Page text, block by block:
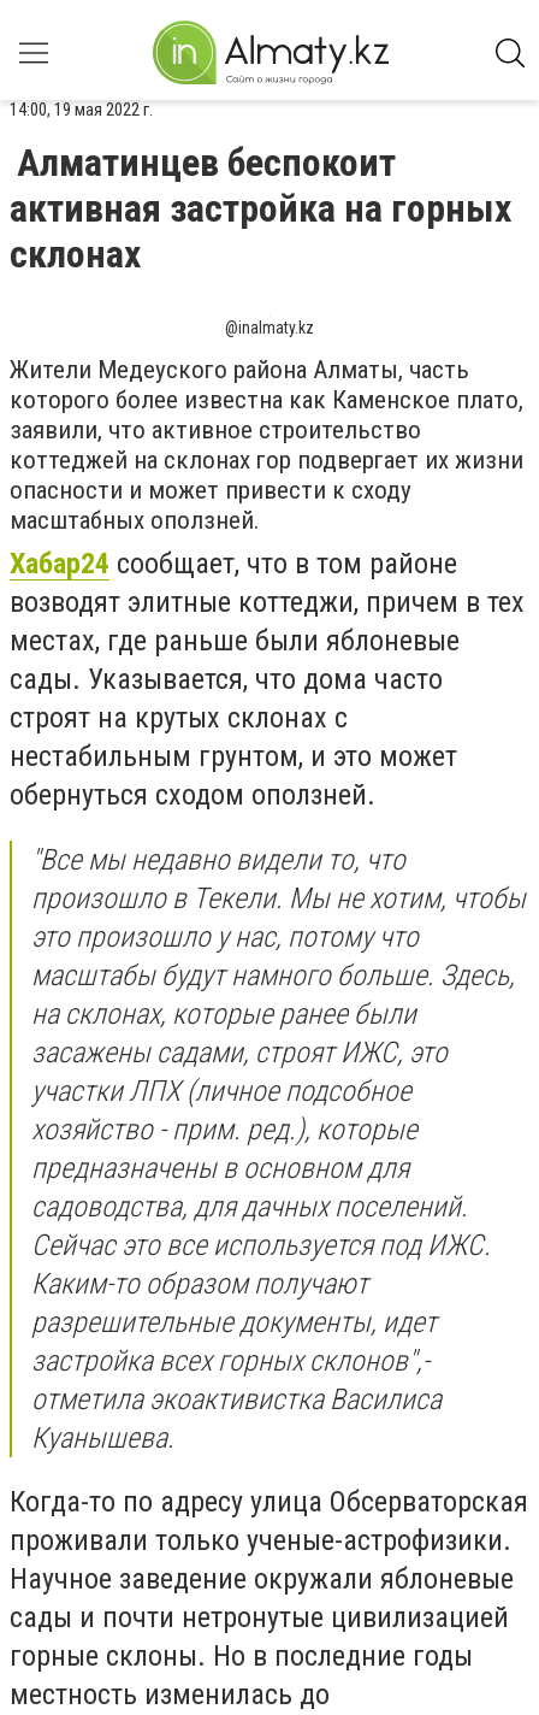
14:00, 19 мая 2022 г.
Алматинцев беспокоит
активная застройка на горных
склонах
@inalmaty.kz
Жители Медеуского района Алматы, часть
которого более известна как Каменское плато,
заявили, что активное строительство
коттеджей на склонах гор подвергает их жизни
опасности и может привести к сходу
масштабных оползней.
Хабар24 сообщает, что в том районе
возводят элитные коттеджи, причем в тех
местах, где раньше были яблоневые
сады. Указывается, что дома часто
строят на крутых склонах с
нестабильным грунтом, и это может
обернуться сходом оползней.
"Все мы недавно видели то, что
произошло в Текели. Мы не хотим, чтобы
это произошло у нас, потому что
масштабы будут намного больше. Здесь,
на склонах, которые ранее были
засажены садами, строят ИЖС, это
участки ЛПХ (личное подсобное
хозяйство - прим. ред.), которые
предназначены в основном для
садоводства, для дачных поселений.
Сейчас это все используется под ИЖС.
Каким-то образом получают
разрешительные документы, идет
застройка всех горных склонов",-
отметила экоактивистка Василиса
Куанышева.
Когда-то по адресу улица Обсерваторская
проживали только ученые-астрофизики.
Научное заведение окружали яблоневые
сады и почти нетронутые цивилизацией
горные склоны. Но в последние годы
местность изменилась до